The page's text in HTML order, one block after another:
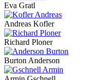
Eva Gratl
Andreas Kofler
Richard Ploner
Burton Anderson